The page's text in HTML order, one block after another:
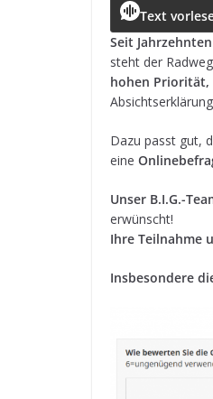
c
e
b
o
o
k
ss
e
n
g
e
r
Text
Seit
steht der
hohen
Dazu passt gut,
eine
Unser B.I.G.-
erwünscht!
Ihre Teil­nahme
Ins­be­son­dere